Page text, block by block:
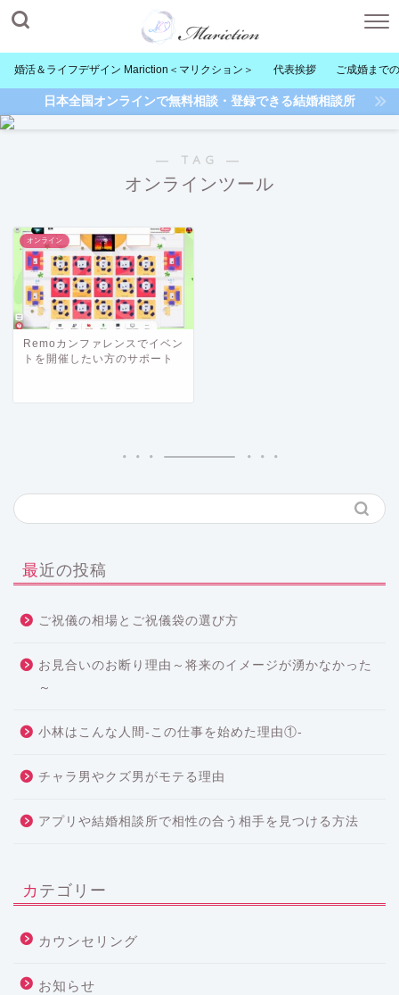
婚活＆ライフデザイン Mariction＜マリクション＞ 代表挨拶 ご成婚まで
日本全国オンラインで無料相談・登録できる結婚相談所
― TAG ―
オンラインツール
オンライン
Remoカンファレンスでイベン
トを開催したい方のサポート
最近の投稿
ご祝儀の相場とご祝儀袋の選び方
お見合いのお断り理由～将来のイメージが湧かなかった
～
小林はこんな人間-この仕事を始めた理由①-
チャラ男やクズ男がモテる理由
アプリや結婚相談所で相性の合う相手を見つける方法
カテゴリー
カウンセリング
お知らせ